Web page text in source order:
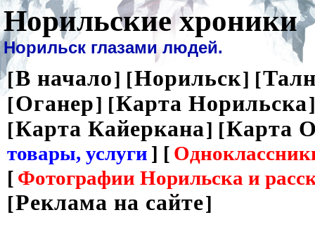
Норильские хроники
Норильск глазами людей.
[В начало] [Норильск] [
[Оганер] [Карта Норильска
[Карта Кайеркана] [Карта
товары, услуги ] [
[ Фотографии Норильска и
[Реклама на сайте]